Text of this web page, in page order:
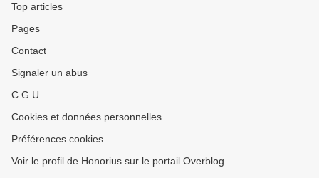
Top articles
Pages
Contact
Signaler un abus
C.G.U.
Cookies et données personnelles
Préférences cookies
Voir le profil de Honorius sur le portail Overblog